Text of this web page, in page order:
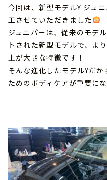
今回は、新型モデルY ジュ
工させていただきました
ジュニパーは、従来のモデ
トされた新型モデルで、よ
上が大きな特徴です！
そんな進化したモデルYだ
ためのボディケアが重要に